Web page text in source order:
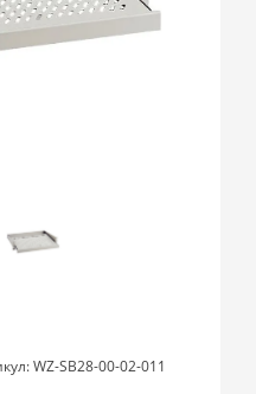
WZ-SB28-00-02-011